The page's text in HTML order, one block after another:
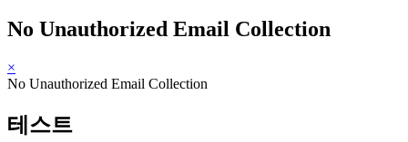
No Unauthorized Email Collection
×
No Unauthorized Email Collection
테스트